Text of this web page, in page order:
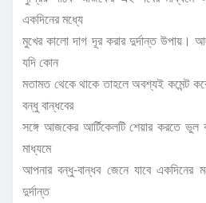
একদিনের মধ্যে
মুখের কালো দাগ দূর করার দুর্দান্ত উপায়।
যদি কোন
মতামত থেকে থাকে তাহলে অবশ্যই কমেন্ট
বন্ধু বান্ধবের
সঙ্গে আজকের আর্টিকেলটি শেয়ার করতে
মাধ্যমে
আপনার বন্ধু-বান্ধব জেনে যাবে একদিনের
দুর্দান্ত